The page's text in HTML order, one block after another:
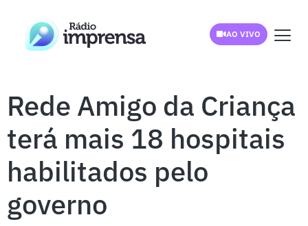
AO VIVO
Rede Amigo da Criança
terá mais 18 hospitais
habilitados pelo
governo